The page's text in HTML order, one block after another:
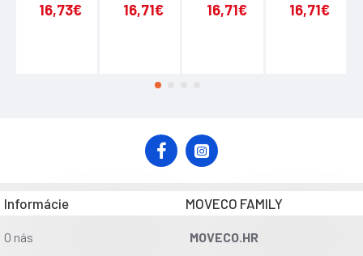
16,73€ 16,71€ 16,71€ 16,71€
Informácie
O nás
MOVECO FAMILY
MOVECO.HR